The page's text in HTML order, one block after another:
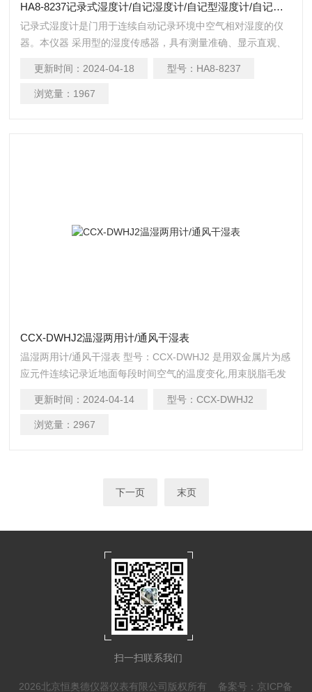
HA8-8237记录式湿度计/自记湿度计/自记型湿度计/自记式湿度计/8237湿度计恒奥德
记录式湿度计是门用于连续自动记录环境中空气相对湿度的仪
器。本仪器 采用型的湿度传感器，具有测量准确、显示直观、
据，并可与计算机相连接行观测及记录 广泛应用于各大中院校
以及农业、林业等单位用于对空气湿度行测定。
更新时间： 2024-04-18 型号： HA8-8237
浏览量： 1967
CCX-DWHJ2温湿两用计/通风干湿表
温湿两用计/通风干湿表 型号：CCX-DWHJ2 是用双金属片为感
应元件连续记录近地面每段时间空气的温度变化,用束脱脂毛发
器。 该仪器适用于气象台站、防、*、科研、农业、林业、环境
监测、教学、仓库、实验室、文物保护、档案等有关。 参数 温
更新时间： 2024-04-14 型号： CCX-DWHJ2
浏览量： 2967
下一页 末页
扫一扫联系我们
2026北京恒奥德仪器仪表有限公司版权所有 备案号：京ICP备